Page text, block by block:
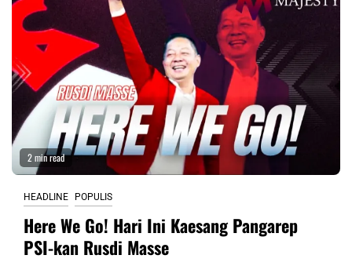
2 min read
HEADLINE POPULIS
Here We Go! Hari Ini Kaesang Pangarep
PSI-kan Rusdi Masse